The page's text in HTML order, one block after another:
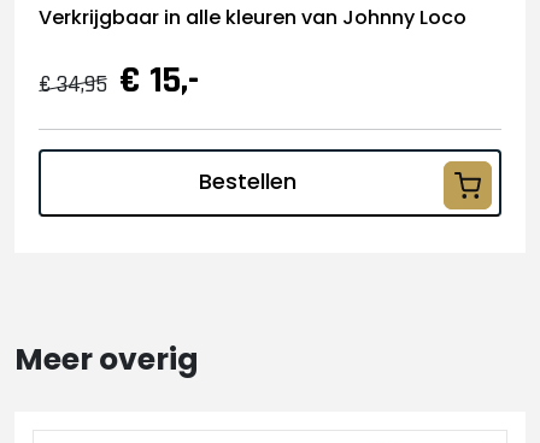
Verkrijgbaar in alle kleuren van Johnny Loco
€ 34,95 € 15,-
Bestellen
Meer overig